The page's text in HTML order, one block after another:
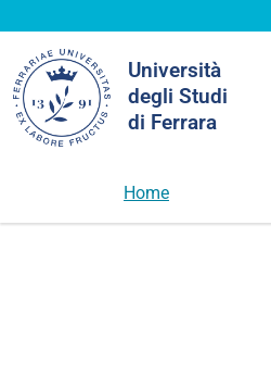
Università
degli Studi
di Ferrara
nel
sito
Home